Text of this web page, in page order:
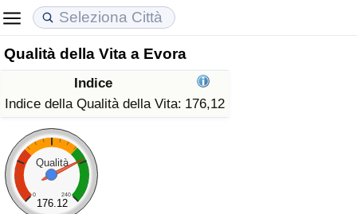
Qualità della Vita a Evora
Indice
Indice della Qualità della Vita: 176,12
Qualità
0 240
176.12
Costo della vita
Indice Del Costo Della Vita (corrente)
Indice Del Costo Della Vita
Indice del Costo della Vita per Nazione
Prezzi degli immobili
Indice del Prezzo delle Case (Corrente)
Indice del Prezzo delle Case
Indice del Prezzo delle Case per Nazione
Qualità della Vita
Indice della Qualità della Vita
Indice della Qualità della Vita (Corrente)
Indice della qualità della vita per Paese